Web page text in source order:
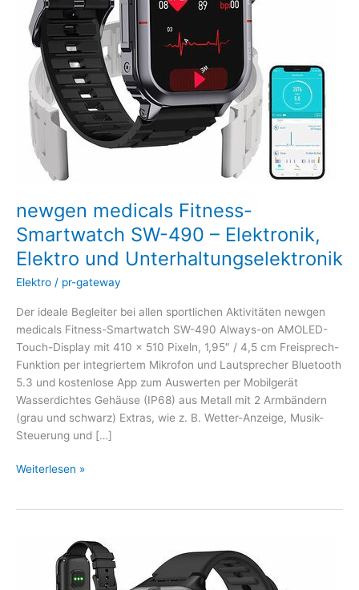
newgen medicals Fitness-
Smartwatch SW-490 – Elektronik,
Elektro und Unterhaltungselektronik
Elektro / pr-gateway
Der ideale Begleiter bei allen sportlichen Aktivitäten newgen
medicals Fitness-Smartwatch SW-490 Always-on AMOLED-
Touch-Display mit 410 x 510 Pixeln, 1,95″ / 4,5 cm Freisprech-
Funktion per integriertem Mikrofon und Lautsprecher Bluetooth
5.3 und kostenlose App zum Auswerten per Mobilgerät
Wasserdichtes Gehäuse (IP68) aus Metall mit 2 Armbändern
(grau und schwarz) Extras, wie z. B. Wetter-Anzeige, Musik-
Steuerung und […]
Elektronik,
Elektro
Unterhaltungselektronik
Weiterlesen »
MOBILE
4G/LTE-